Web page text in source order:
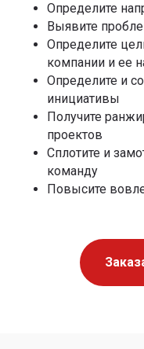
Определите
Выявите
Определите
компании и ее
Определите и
инициативы
Получите
проектов
Сплотите и
команду
Повысите